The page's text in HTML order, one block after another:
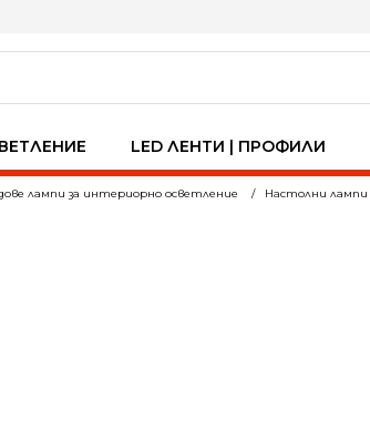
LED ЛЕНТИ | ПРОФИЛИ
лампи за интериорно осветление Настолни лампи